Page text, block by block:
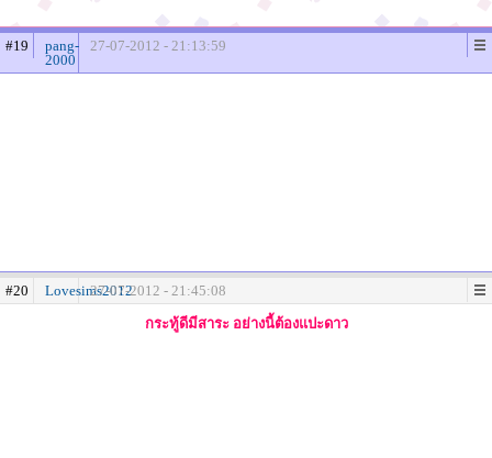
#19
pang-
2000
27-07-2012 - 21:13:59
#20 Lovesims201227-07-2012 - 21:45:08
กระทู้ดีมีสาระ อย่างนี้ต้องแปะดาว